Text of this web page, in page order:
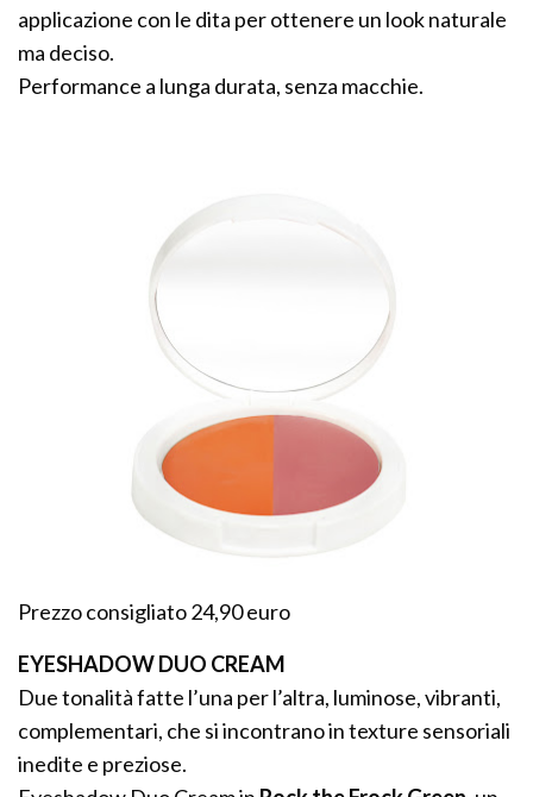
applicazione con le dita per ottenere un look naturale
ma deciso.
Performance a lunga durata, senza macchie.
Prezzo consigliato 24,90 euro
EYESHADOW DUO CREAM
Due tonalità fatte l’una per l’altra, luminose, vibranti,
complementari, che si incontrano in texture sensoriali
inedite e preziose.